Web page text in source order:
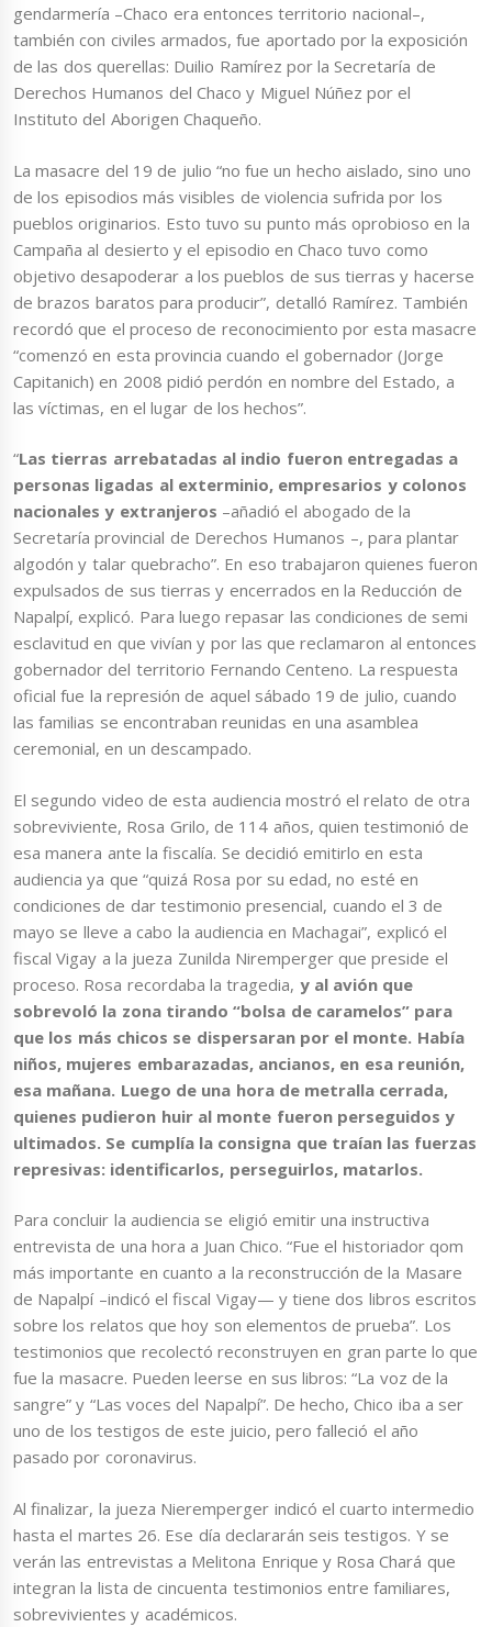
gendarmería –Chaco era entonces territorio nacional–,
también con civiles armados, fue aportado por la exposición
de las dos querellas: Duilio Ramírez por la Secretaría de
Derechos Humanos del Chaco y Miguel Núñez por el
Instituto del Aborigen Chaqueño.
La masacre del 19 de julio “no fue un hecho aislado, sino uno
de los episodios más visibles de violencia sufrida por los
pueblos originarios. Esto tuvo su punto más oprobioso en la
Campaña al desierto y el episodio en Chaco tuvo como
objetivo desapoderar a los pueblos de sus tierras y hacerse
de brazos baratos para producir”, detalló Ramírez. También
recordó que el proceso de reconocimiento por esta masacre
“comenzó en esta provincia cuando el gobernador (Jorge
Capitanich) en 2008 pidió perdón en nombre del Estado, a
las víctimas, en el lugar de los hechos”.
“Las tierras arrebatadas al indio fueron entregadas a
personas ligadas al exterminio, empresarios y colonos
nacionales y extranjeros –añadió el abogado de la
Secretaría provincial de Derechos Humanos –, para plantar
algodón y talar quebracho”. En eso trabajaron quienes fueron
expulsados de sus tierras y encerrados en la Reducción de
Napalpí, explicó. Para luego repasar las condiciones de semi
esclavitud en que vivían y por las que reclamaron al entonces
gobernador del territorio Fernando Centeno. La respuesta
oficial fue la represión de aquel sábado 19 de julio, cuando
las familias se encontraban reunidas en una asamblea
ceremonial, en un descampado.
El segundo video de esta audiencia mostró el relato de otra
sobreviviente, Rosa Grilo, de 114 años, quien testimonió de
esa manera ante la fiscalía. Se decidió emitirlo en esta
audiencia ya que “quizá Rosa por su edad, no esté en
condiciones de dar testimonio presencial, cuando el 3 de
mayo se lleve a cabo la audiencia en Machagai”, explicó el
fiscal Vigay a la jueza Zunilda Niremperger que preside el
proceso. Rosa recordaba la tragedia, y al avión que
sobrevoló la zona tirando “bolsa de caramelos” para
que los más chicos se dispersaran por el monte. Había
niños, mujeres embarazadas, ancianos, en esa reunión,
esa mañana. Luego de una hora de metralla cerrada,
quienes pudieron huir al monte fueron perseguidos y
ultimados. Se cumplía la consigna que traían las fuerzas
represivas: identificarlos, perseguirlos, matarlos.
Para concluir la audiencia se eligió emitir una instructiva
entrevista de una hora a Juan Chico. “Fue el historiador qom
más importante en cuanto a la reconstrucción de la Masare
de Napalpí –indicó el fiscal Vigay— y tiene dos libros escritos
sobre los relatos que hoy son elementos de prueba”. Los
testimonios que recolectó reconstruyen en gran parte lo que
fue la masacre. Pueden leerse en sus libros: “La voz de la
sangre” y “Las voces del Napalpí”. De hecho, Chico iba a ser
uno de los testigos de este juicio, pero falleció el año
pasado por coronavirus.
Al finalizar, la jueza Nieremperger indicó el cuarto intermedio
hasta el martes 26. Ese día declararán seis testigos. Y se
verán las entrevistas a Melitona Enrique y Rosa Chará que
integran la lista de cincuenta testimonios entre familiares,
sobrevivientes y académicos.